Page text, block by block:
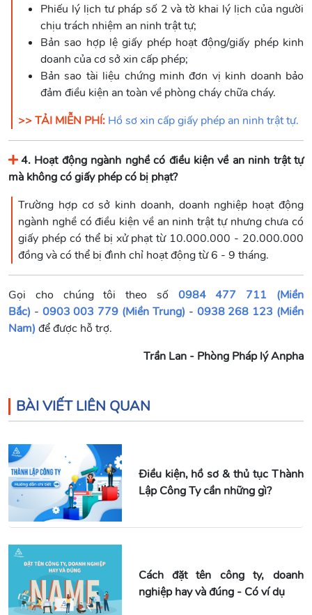
Phiếu lý lịch tư pháp số 2 và tờ khai lý lịch của người
chịu trách nhiệm an ninh trật tự;
Bản sao hợp lệ giấy phép hoạt động/giấy phép kinh
doanh của cơ sở xin cấp phép;
Bản sao tài liệu chứng minh đơn vị kinh doanh bảo
đảm điều kiện an toàn về phòng cháy chữa cháy.
>> TẢI MIỄN PHÍ: Hồ sơ xin cấp giấy phép an ninh trật tự.
4. Hoạt động ngành nghề có điều kiện về an ninh trật tự
mà không có giấy phép có bị phạt?
Trường hợp cơ sở kinh doanh, doanh nghiệp hoạt động
ngành nghề có điều kiện về an ninh trật tự nhưng chưa có
giấy phép có thể bị xử phạt từ 10.000.000 - 20.000.000
đồng và có thể bị đình chỉ hoạt động từ 6 - 9 tháng.
Gọi cho chúng tôi theo số 0984 477 711 (Miền
Bắc) - 0903 003 779 (Miền Trung) - 0938 268 123 (Miền
Nam) để được hỗ trợ.
Trần Lan - Phòng Pháp lý Anpha
BÀI VIẾT LIÊN QUAN
Điều kiện, hồ sơ & thủ tục Thành
Lập Công Ty cần những gì?
Cách đặt tên công ty, doanh
nghiệp hay và đúng - Có ví dụ